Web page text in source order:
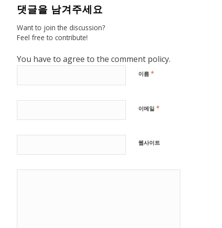
댓글을 남겨주세요
Want to join the discussion?
Feel free to contribute!
You have to agree to the comment policy.
이름 *
이메일 *
웹사이트